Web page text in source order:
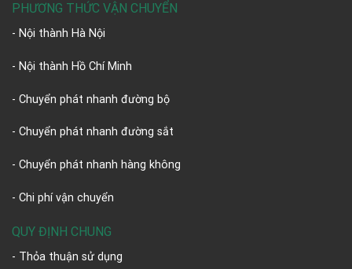
PHƯƠNG THỨC VẬN CHUYỂN
- Nội thành Hà Nội
- Nội thành Hồ Chí Minh
- Chuyển phát nhanh đường bộ
- Chuyển phát nhanh đường sắt
- Chuyển phát nhanh hàng không
- Chi phí vận chuyển
QUY ĐỊNH CHUNG
- Thỏa thuận sử dụng